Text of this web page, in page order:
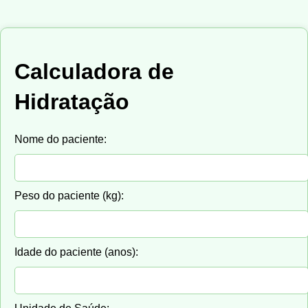
Calculadora de
Hidratação
Nome do paciente:
Peso do paciente (kg):
Idade do paciente (anos):